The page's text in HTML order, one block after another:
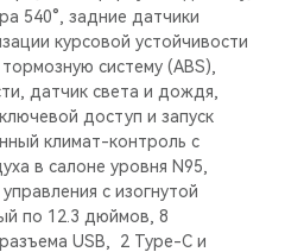
540°, задние датчики
курсовой устойчивости
систему (ABS),
датчик света и дождя,
доступ и запуск
климат-контроль с
в салоне уровня N95,
с изогнутой
по 12.3 дюймов, 8
USB, 2 Type-C и